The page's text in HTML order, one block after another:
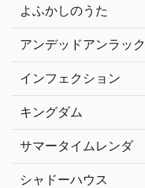
よふかしのうた
アンデッドアンラック
インフェクション
キングダム
サマータイムレンダ
シャドーハウス